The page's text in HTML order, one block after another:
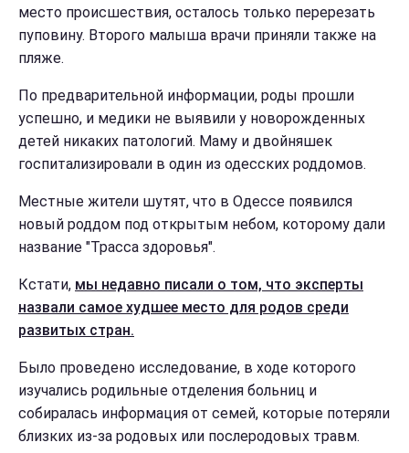
место происшествия, осталось только перерезать
пуповину. Второго малыша врачи приняли также на
пляже.
По предварительной информации, роды прошли
успешно, и медики не выявили у новорожденных
детей никаких патологий. Маму и двойняшек
госпитализировали в один из одесских роддомов.
Местные жители шутят, что в Одессе появился
новый роддом под открытым небом, которому дали
название "Трасса здоровья".
Кстати, мы недавно писали о том, что эксперты
назвали самое худшее место для родов среди
развитых стран.
Было проведено исследование, в ходе которого
изучались родильные отделения больниц и
собиралась информация от семей, которые потеряли
близких из-за родовых или послеродовых травм.